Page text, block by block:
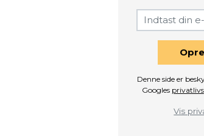
Denne side er
Googles
Vis